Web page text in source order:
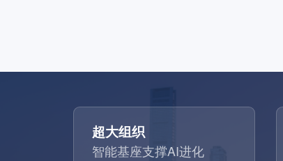
超大组织
智能基座支撑AI进化